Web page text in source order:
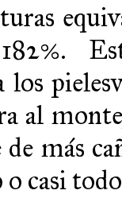
los
al
más
casi